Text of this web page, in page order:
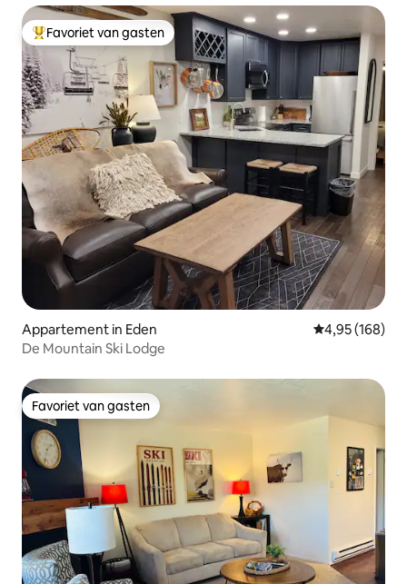
Topfavoriet van gasten
Favoriet van gasten
Appartement in Eden Gemiddelde
4,95 (168)
De Mountain Ski Lodge
Favoriet van gasten
Favoriet van gasten